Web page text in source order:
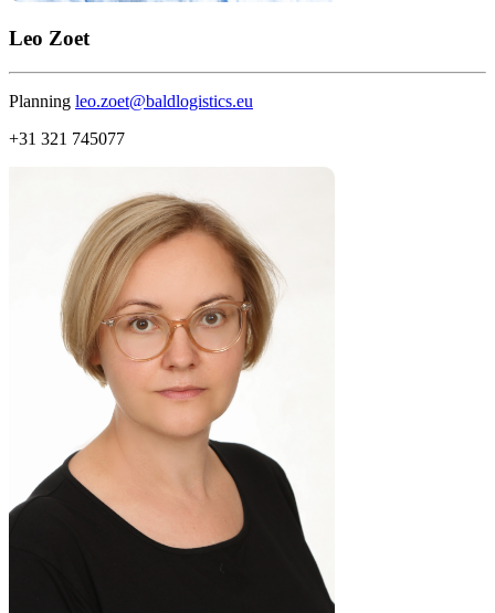
Leo Zoet
Planning leo.zoet@baldlogistics.eu
+31 321 745077